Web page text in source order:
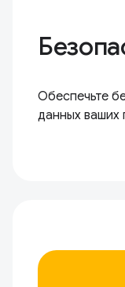
Обеспечьте
данных ваших